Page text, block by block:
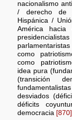
nacionalismo
/ derecho de
Hispánica /
América
como
como
idea pura
(transición
desviados
déficits
democracia [870]